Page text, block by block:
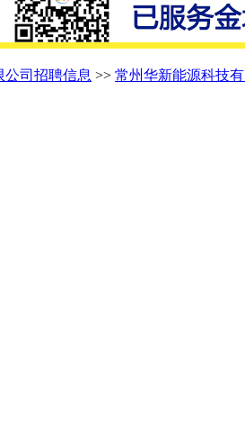
司招聘信息 >> 常州华新能源科技